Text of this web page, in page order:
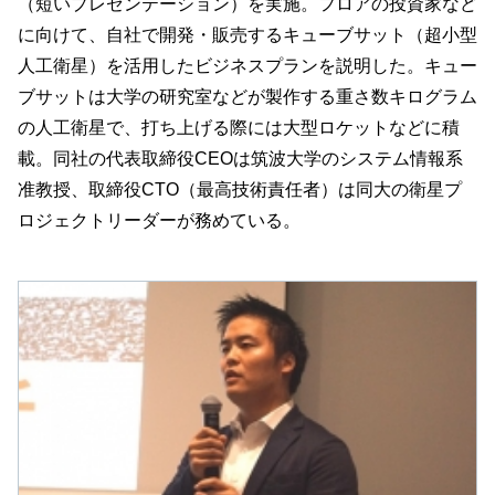
（短いプレゼンテーション）を実施。フロアの投資家など
に向けて、自社で開発・販売するキューブサット（超小型
人工衛星）を活用したビジネスプランを説明した。キュー
ブサットは大学の研究室などが製作する重さ数キログラム
の人工衛星で、打ち上げる際には大型ロケットなどに積
載。同社の代表取締役CEOは筑波大学のシステム情報系
准教授、取締役CTO（最高技術責任者）は同大の衛星プ
ロジェクトリーダーが務めている。